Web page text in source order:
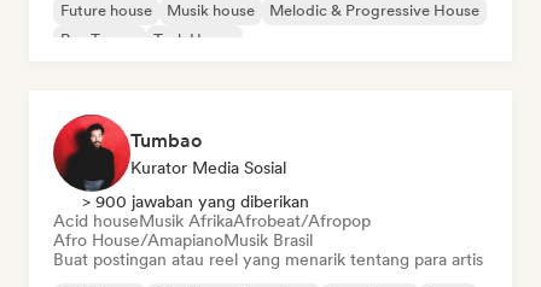
Future house
Musik house
Melodic & Progressive House
Psy-Trance
Tech House
Tumbao
Kurator Media Sosial
> 900 jawaban yang diberikan
Acid houseMusik AfrikaAfrobeat/Afropop
Afro House/AmapianoMusik Brasil
Buat postingan atau reel yang menarik tentang para artis